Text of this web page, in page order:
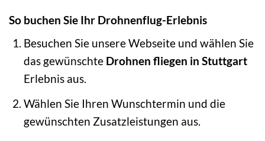
So buchen Sie Ihr Drohnenflug-Erlebnis
Besuchen Sie unsere Webseite und wählen Sie
das gewünschte Drohnen fliegen in Stuttgart
Erlebnis aus.
Wählen Sie Ihren Wunschtermin und die
gewünschten Zusatzleistungen aus.